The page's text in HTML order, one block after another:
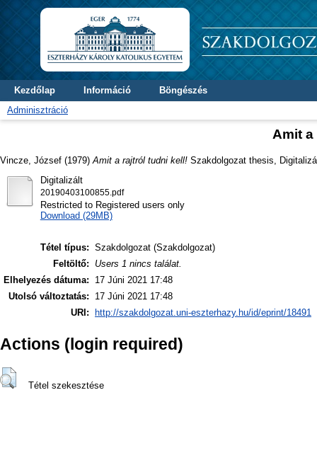
Kezdőlap Információ
Böngészés
Adminisztráció
Amit
Vincze, József (1979) Amit a rajtról tudni kell! Szakdolgozat thesis,
Digitalizált
20190403100855.pdf
Restricted to Registered users only
Download (29MB)
Tétel típus: Szakdolgozat (Szakdolgozat)
Feltöltő:
Users 1 nincs találat.
Elhelyezés dátuma:
17 Júni 2021 17:48
Utolsó változtatás:
17 Júni 2021 17:48
URI:
http://szakdolgozat.uni-eszterhazy.hu/id/eprint/18491
Actions (login required)
Tétel szekesztése